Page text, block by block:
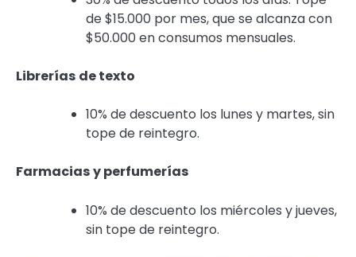
de $15.000 por mes, que se alcanza con
$50.000 en consumos mensuales.
Librerías de texto
10% de descuento los lunes y martes, sin
tope de reintegro.
Farmacias y perfumerías
10% de descuento los miércoles y jueves,
sin tope de reintegro.